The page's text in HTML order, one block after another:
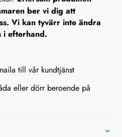
ber vi dig att
Vi kan tyvärr inte ändra
i efterhand.
till vår kundtjänst
eller dörr beroende på